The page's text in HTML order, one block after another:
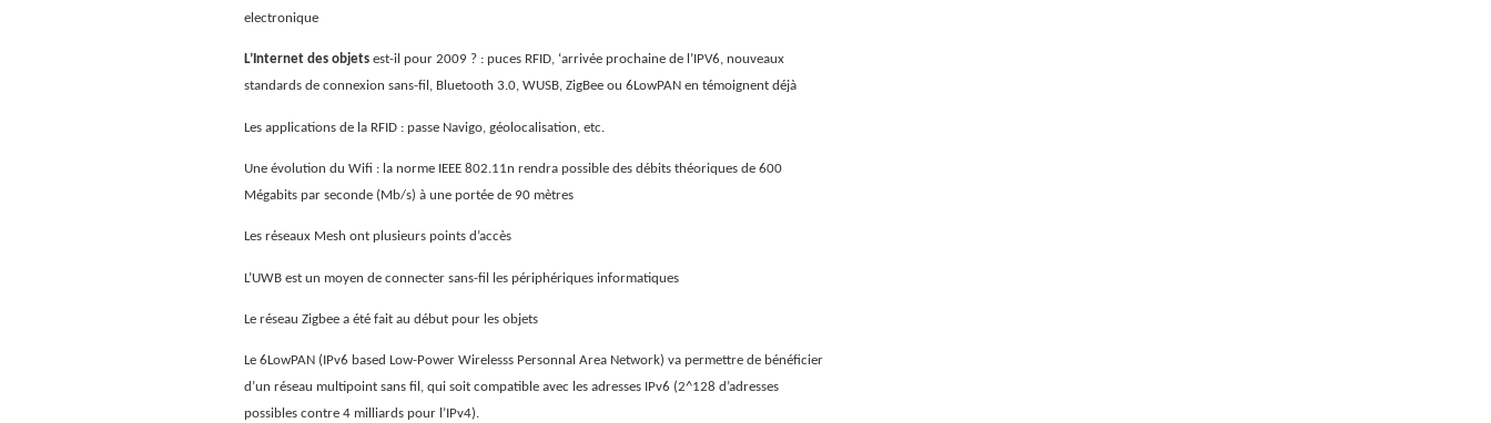
electronique
L’Internet des objets est-il pour 2009 ? : puces RFID, ‘arrivée prochaine de l’IPV6, nouveaux
standards de connexion sans-fil, Bluetooth 3.0, WUSB, ZigBee ou 6LowPAN en témoignent déjà
Les applications de la RFID : passe Navigo, géolocalisation, etc.
Une évolution du Wifi : la norme IEEE 802.11n rendra possible des débits théoriques de 600
Mégabits par seconde (Mb/s) à une portée de 90 mètres
Les réseaux Mesh ont plusieurs points d’accès
L’UWB est un moyen de connecter sans-fil les périphériques informatiques
Le réseau Zigbee a été fait au début pour les objets
Le 6LowPAN (IPv6 based Low-Power Wirelesss Personnal Area Network) va permettre de bénéficier
d’un réseau multipoint sans fil, qui soit compatible avec les adresses IPv6 (2^128 d’adresses
possibles contre 4 milliards pour l’IPv4).